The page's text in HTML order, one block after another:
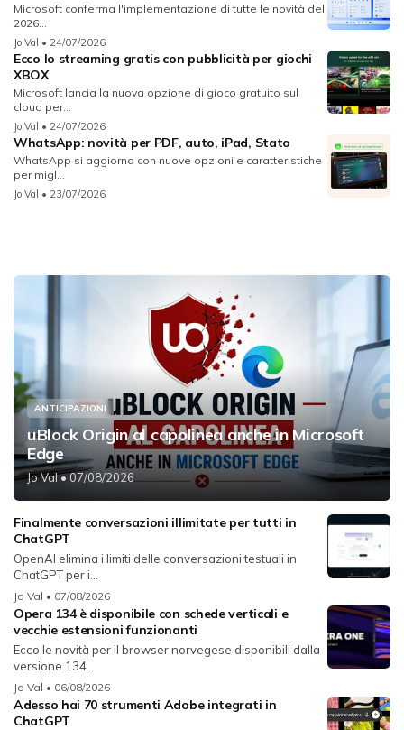
Microsoft conferma l'implementazione di tutte le novità del
2026...
Jo Val • 24/07/2026
Ecco lo streaming gratis con pubblicità per giochi
XBOX
Microsoft lancia la nuova opzione di gioco gratuito sul
cloud per...
Jo Val • 24/07/2026
WhatsApp: novità per PDF, auto, iPad, Stato
WhatsApp si aggiorna con nuove opzioni e caratteristiche
per migl...
Jo Val • 23/07/2026
ANTICIPAZIONI
uBlock Origin al capolinea anche in Microsoft
Edge
Jo Val• 07/08/2026
Finalmente conversazioni illimitate per tutti in
ChatGPT
OpenAI elimina i limiti delle conversazioni testuali in
ChatGPT per i...
Jo Val • 07/08/2026
Opera 134 è disponibile con schede verticali e
vecchie estensioni funzionanti
Ecco le novità per il browser norvegese disponibili dalla
versione 134...
Jo Val • 06/08/2026
Adesso hai 70 strumenti Adobe integrati in
ChatGPT